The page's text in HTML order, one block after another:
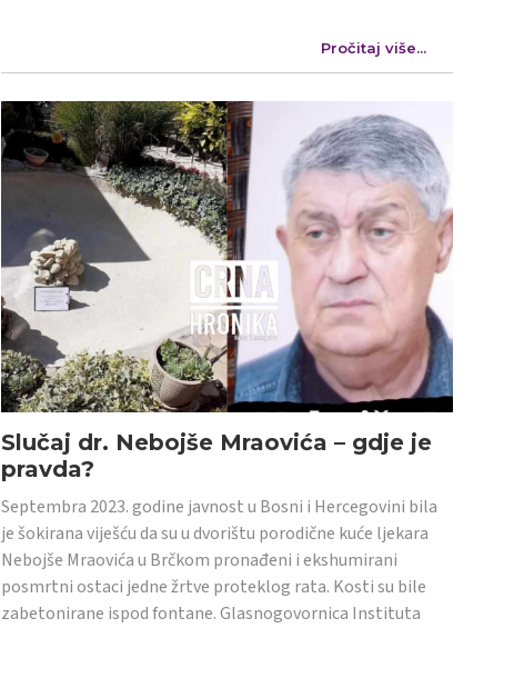
Pročitaj više...
Slučaj dr. Nebojše Mraovića – gdje je
pravda?
Septembra 2023. godine javnost u Bosni i Hercegovini bila
je šokirana viješću da su u dvorištu porodične kuće ljekara
Nebojše Mraovića u Brčkom pronađeni i ekshumirani
posmrtni ostaci jedne žrtve proteklog rata. Kosti su bile
zabetonirane ispod fontane. Glasnogovornica Instituta